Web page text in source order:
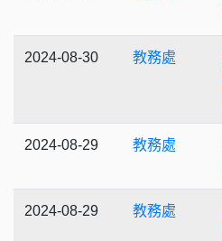
2024-08-30 教務處
2024-08-29 教務處
2024-08-29 教務處